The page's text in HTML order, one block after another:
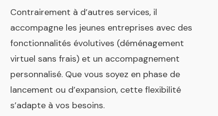
Contrairement à d’autres services, il
accompagne les jeunes entreprises avec des
fonctionnalités évolutives (déménagement
virtuel sans frais) et un accompagnement
personnalisé. Que vous soyez en phase de
lancement ou d’expansion, cette flexibilité
s’adapte à vos besoins.